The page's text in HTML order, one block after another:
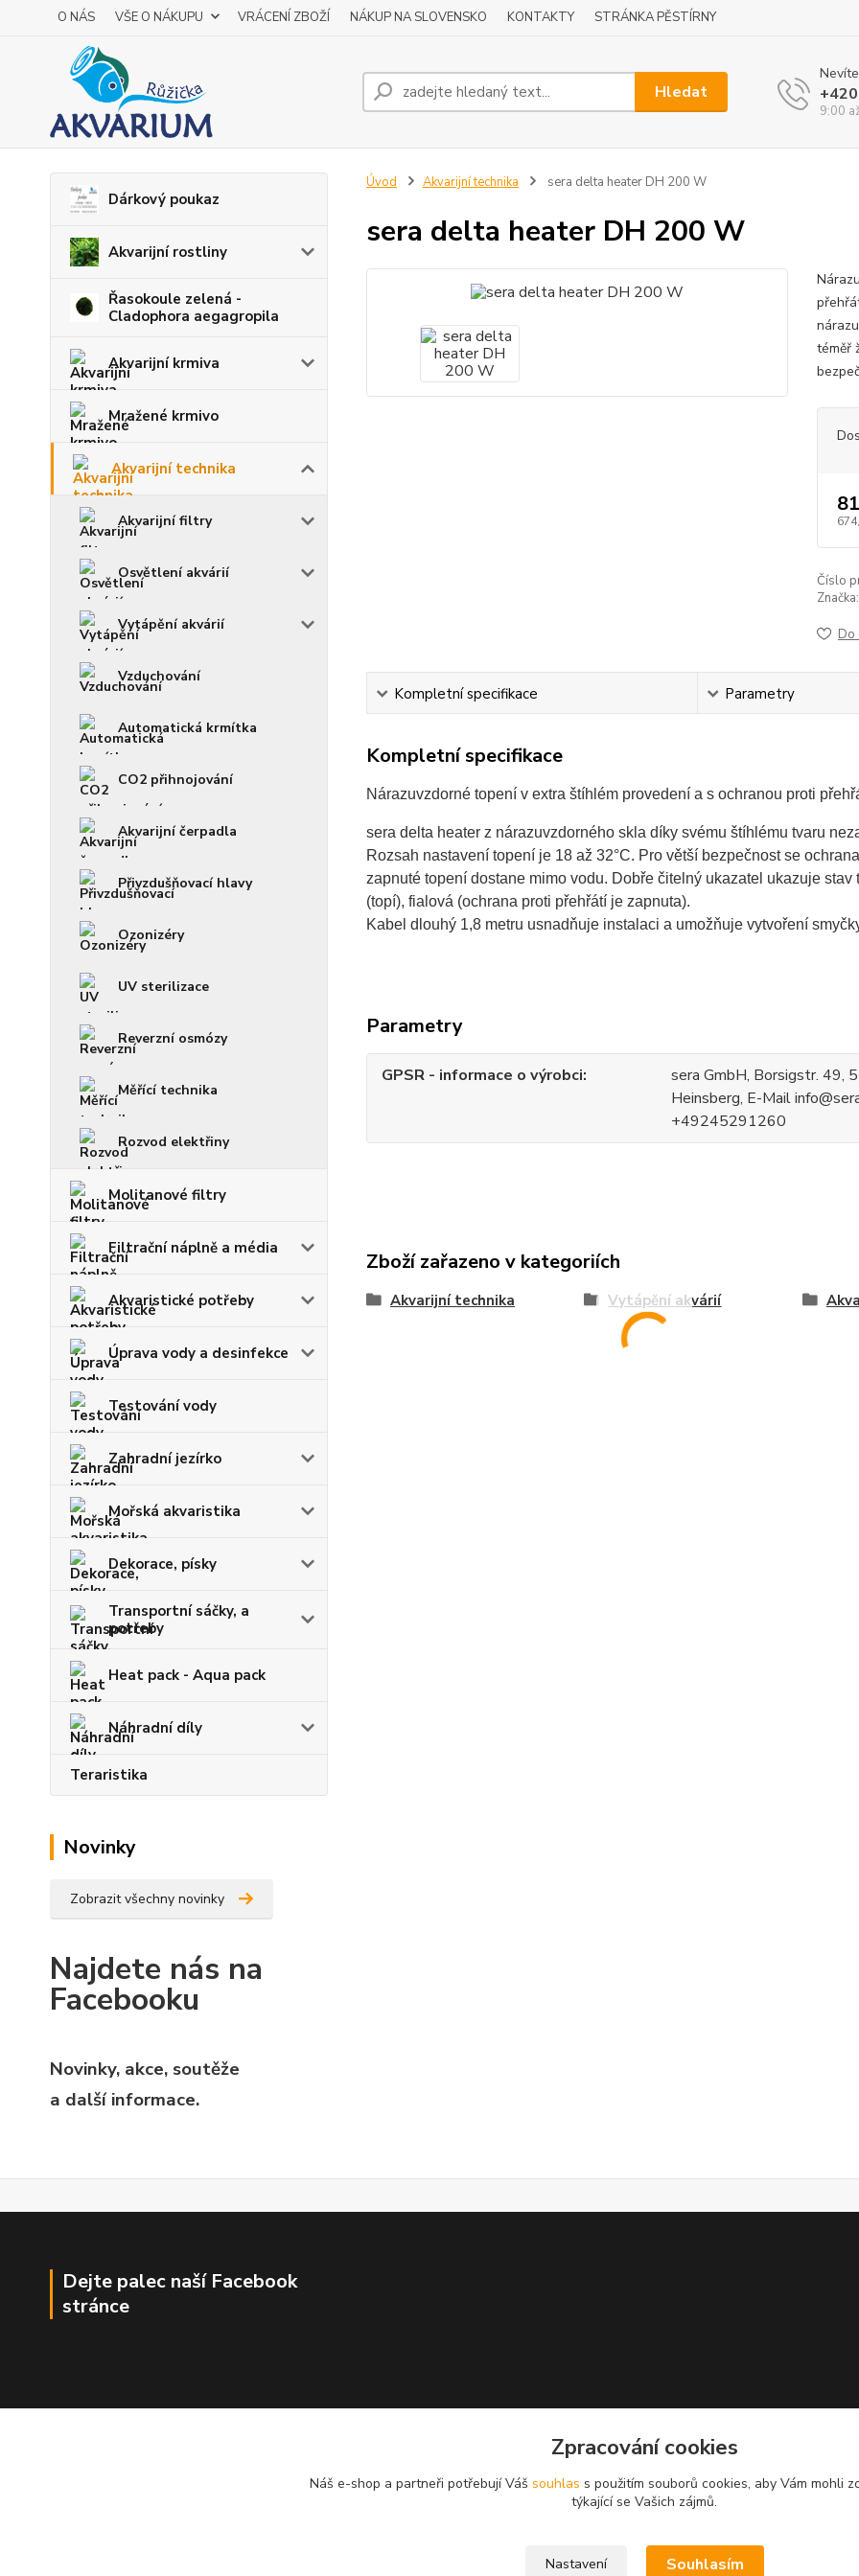
O NÁS VŠE O NÁKUPU VRÁCENÍ ZBOŽÍ NÁKUP NA SLOVENSKO KONTAKTY STRÁNKA PĚSTÍRNY
Hledat
9:00
Dárkový poukaz
Akvarijní rostliny
Řasokoule zelená -
Cladophora aegagropila
Akvarijní krmiva
Mražené krmivo
Akvarijní technika
Akvarijní filtry
Osvětlení akvárií
Vytápění akvárií
Vzduchování
Automatická krmítka
CO2 přihnojování
Akvarijní čerpadla
Přivzdušňovací hlavy
Ozonizéry
UV sterilizace
Reverzní osmózy
Měřící technika
Rozvod elektřiny
Molitanové filtry
Filtrační náplně a média
Akvaristické potřeby
Úprava vody a desinfekce
Testování vody
Zahradní jezírko
Mořská akvaristika
Dekorace, písky
Transportní sáčky, a
potřeby
Heat pack - Aqua pack
Náhradní díly
Teraristika
Novinky
Zobrazit všechny novinky
Najdete nás na
Facebooku
Novinky, akce, soutěže
a další informace.
Úvod Akvarijní technika sera delta heater DH 200 W
sera delta heater DH 200 W
téměř
Číslo
Značka:
Do
Kompletní specifikace Parametry
Kompletní specifikace
Nárazuvzdorné topení v extra štíhlém provedení a s ochranou proti
sera delta heater z nárazuvzdorného skla díky svému štíhlému tvaru
Rozsah nastavení topení je 18 až 32°C. Pro větší bezpečnost se
zapnuté topení dostane mimo vodu. Dobře čitelný ukazatel ukazuje
(topí), fialová (ochrana proti přehřátí je zapnuta).
Kabel dlouhý 1,8 metru usnadňuje instalaci a umožňuje vytvoření
Parametry
GPSR - informace o výrobci
sera GmbH, Borsigstr. 49,
Heinsberg, E-Mail
+49245291260
Zboží zařazeno v kategoriích
Akvarijní technika Vytápění akvárií
Dejte palec naší Facebook
stránce
Zpracování cookies
Náš e-shop a partneři potřebují Váš souhlas s použitím souborů cookies, aby Vám mohli
týkající se Vašich zájmů.
Nastavení Souhlasím